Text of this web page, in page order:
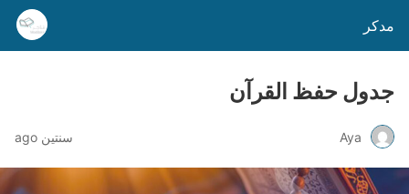
مدكر
جدول حفظ القرآن
Aya سنتين ago